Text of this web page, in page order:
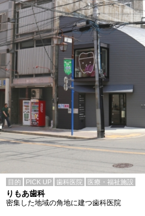
目的 PICK UP 歯科医院 医療・福祉施設
りもあ歯科
密集した地域の角地に建つ歯科医院